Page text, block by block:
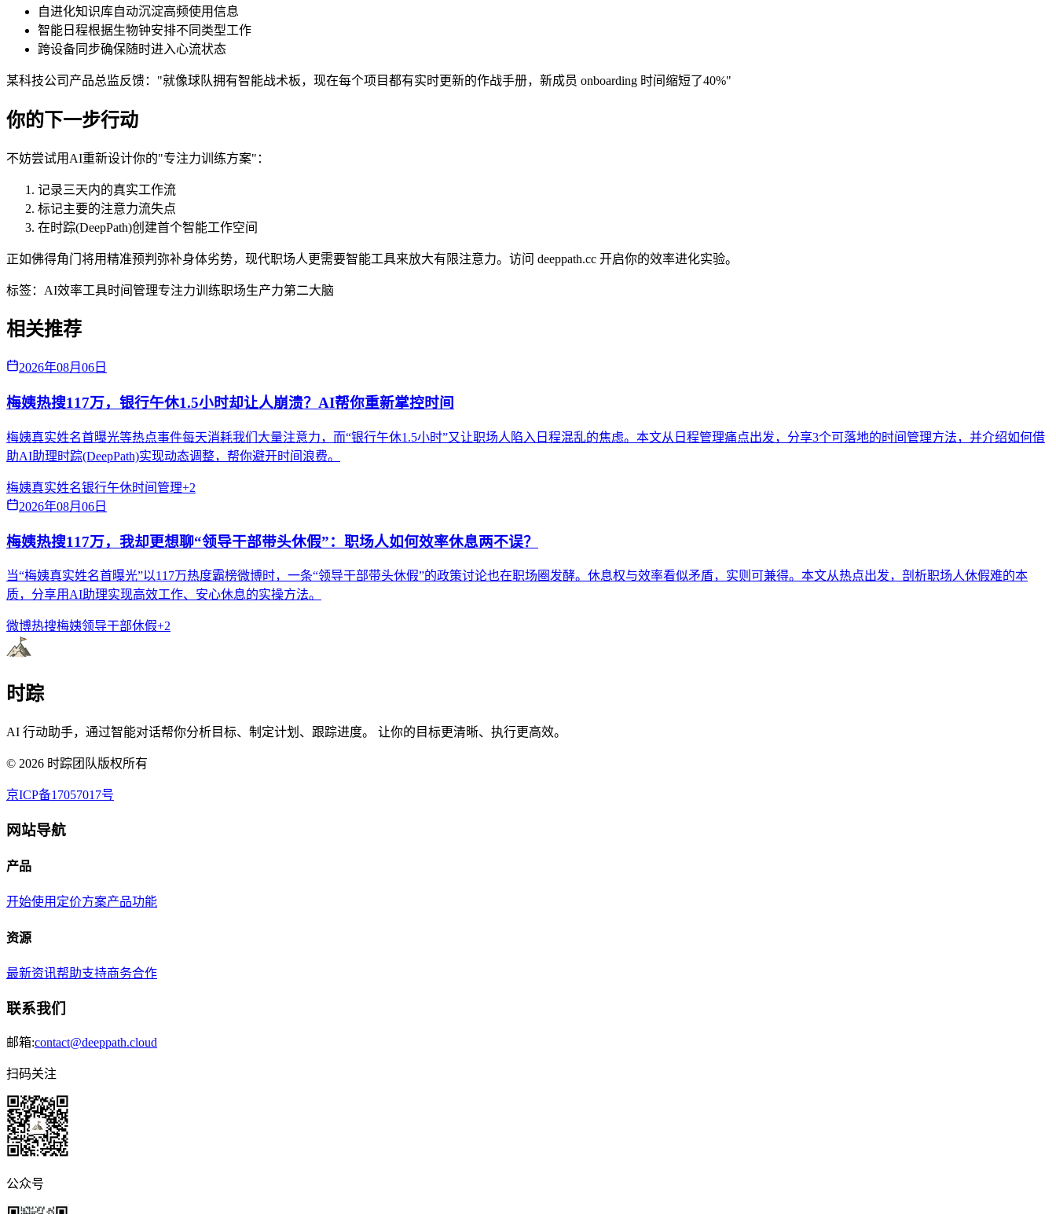
自进化知识库自动沉淀高频使用信息
智能日程根据生物钟安排不同类型工作
跨设备同步确保随时进入心流状态
某科技公司产品总监反馈："就像球队拥有智能战术板，现在每个项目都有实时更新的作战手册，新成员 onboarding 时间缩短了40%"
你的下一步行动
不妨尝试用AI重新设计你的"专注力训练方案"：
记录三天内的真实工作流
标记主要的注意力流失点
在时踪(DeepPath)创建首个智能工作空间
正如佛得角门将用精准预判弥补身体劣势，现代职场人更需要智能工具来放大有限注意力。访问 deeppath.cc 开启你的效率进化实验。
标签： AI效率工具时间管理专注力训练职场生产力第二大脑
相关推荐
2026年08月06日
梅姨热搜117万，银行午休1.5小时却让人崩溃？AI帮你重新掌控时间
梅姨真实姓名首曝光等热点事件每天消耗我们大量注意力，而“银行午休1.5小时”又让职场人陷入日程混乱的焦虑。本文从日程管理痛点出发，分享3个可落地的时间管理方法，并介绍如何借
助AI助理时踪(DeepPath)实现动态调整，帮你避开时间浪费。
梅姨真实姓名银行午休时间管理+2
2026年08月06日
梅姨热搜117万，我却更想聊“领导干部带头休假”：职场人如何效率休息两不误？
当“梅姨真实姓名首曝光”以117万热度霸榜微博时，一条“领导干部带头休假”的政策讨论也在职场圈发酵。休息权与效率看似矛盾，实则可兼得。本文从热点出发，剖析职场人休假难的本
质，分享用AI助理实现高效工作、安心休息的实操方法。
微博热搜梅姨领导干部休假+2
时踪
AI 行动助手，通过智能对话帮你分析目标、制定计划、跟踪进度。 让你的目标更清晰、执行更高效。
© 2026 时踪团队版权所有
京ICP备17057017号
网站导航
产品
开始使用 定价方案产品功能
资源
最新资讯帮助支持商务合作
联系我们
邮箱:contact@deeppath.cloud
扫码关注
公众号